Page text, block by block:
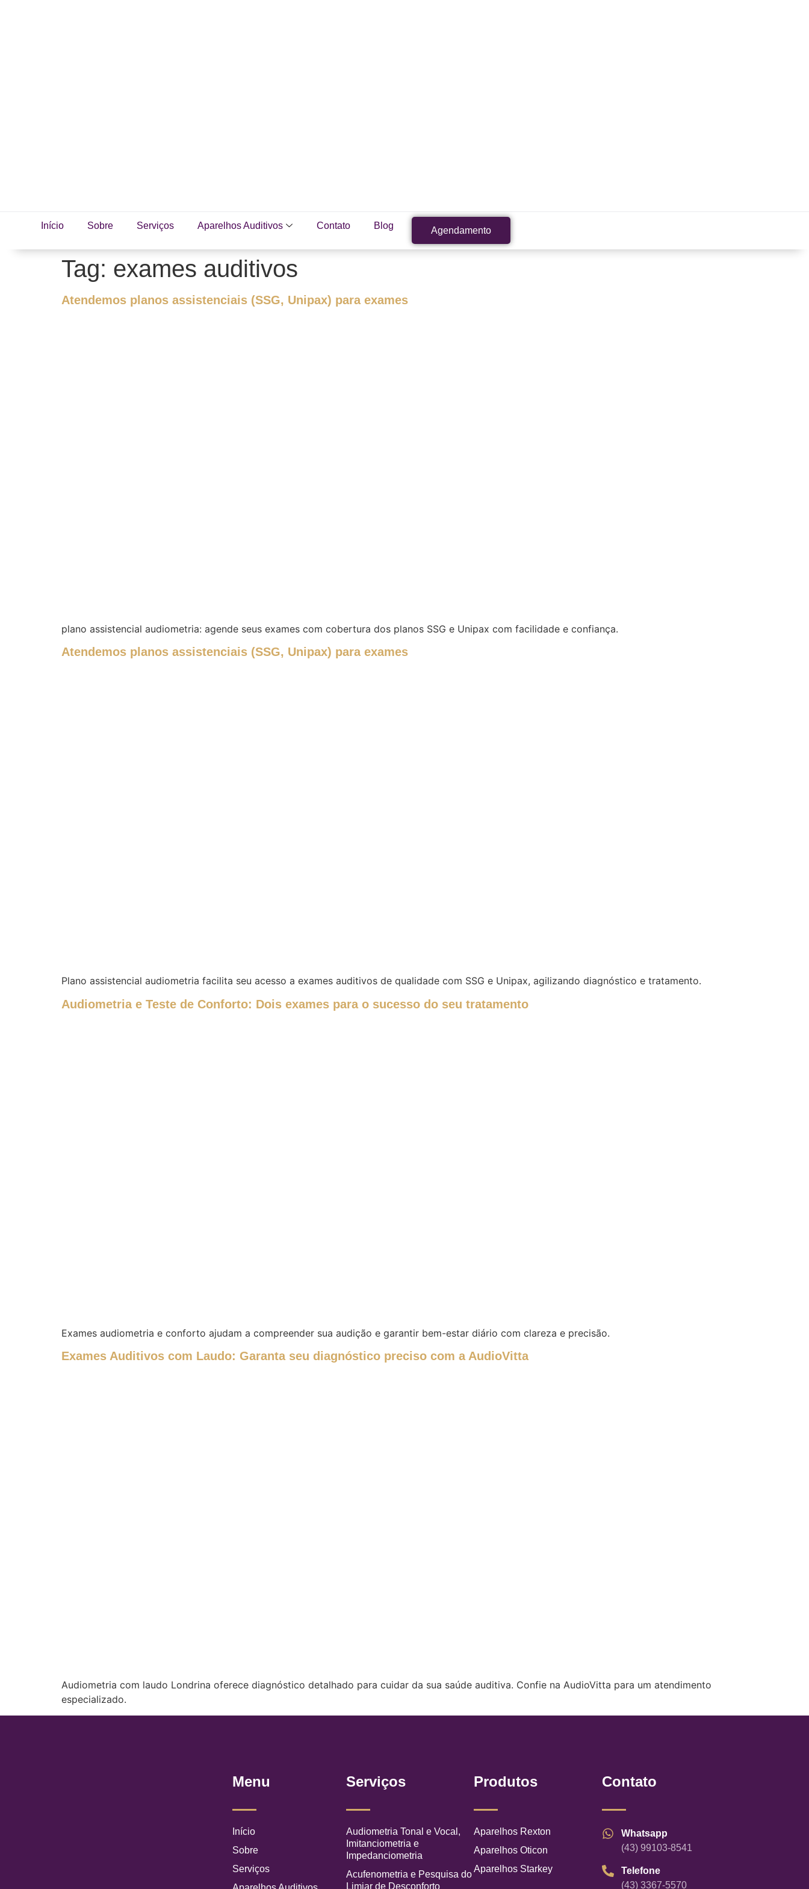
Início Sobre Serviços Aparelhos Auditivos Contato Blog Agendamento
Tag: exames auditivos
Atendemos planos assistenciais (SSG, Unipax) para exames
plano assistencial audiometria: agende seus exames com cobertura dos planos SSG e Unipax com facilidade e confiança.
Atendemos planos assistenciais (SSG, Unipax) para exames
Plano assistencial audiometria facilita seu acesso a exames auditivos de qualidade com SSG e Unipax, agilizando diagnóstico e tratamento.
Audiometria e Teste de Conforto: Dois exames para o sucesso do seu tratamento
Exames audiometria e conforto ajudam a compreender sua audição e garantir bem-estar diário com clareza e precisão.
Exames Auditivos com Laudo: Garanta seu diagnóstico preciso com a AudioVitta
Audiometria com laudo Londrina oferece diagnóstico detalhado para cuidar da sua saúde auditiva. Confie na AudioVitta para um atendimento
especializado.
Menu
Início
Sobre
Serviços
Serviços
Audiometria Tonal e Vocal,
Imitanciometria e
Impedanciometria
Acufenometria e Pesquisa do
Limiar de Desconforto
Produtos
Aparelhos Rexton
Aparelhos Oticon
Aparelhos Starkey
Contato
Whatsapp
(43) 99103-8541
Telefone
(43) 3367-5570